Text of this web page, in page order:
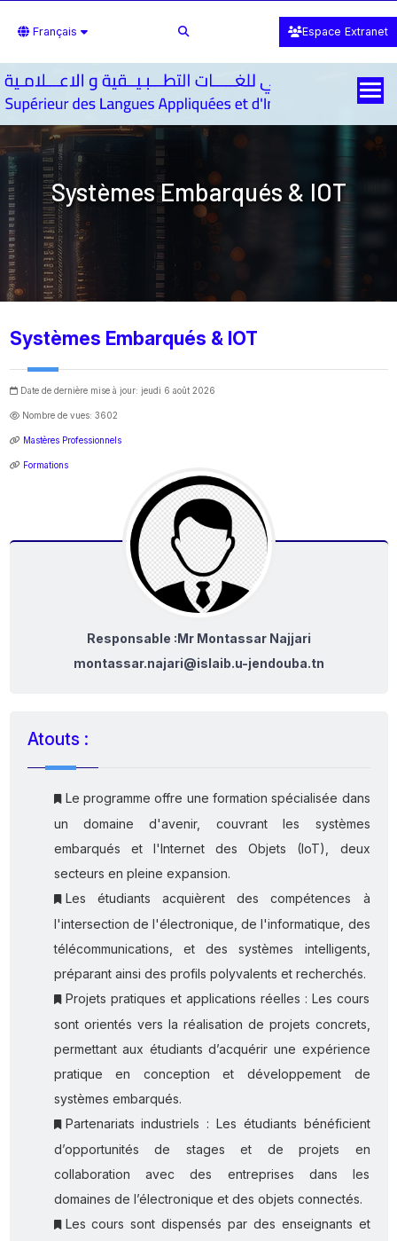
Français Espace Extranet
Systèmes Embarqués & IOT
Systèmes Embarqués & IOT
Date de dernière mise à jour: jeudi 6 août 2026
Nombre de vues: 3602
Mastères Professionnels
Formations
Responsable :Mr Montassar Najjari
montassar.najari@islaib.u-jendouba.tn
Atouts :
Le programme offre une formation spécialisée dans
un domaine d'avenir, couvrant les systèmes
embarqués et l'Internet des Objets (IoT), deux
secteurs en pleine expansion.
Les étudiants acquièrent des compétences à
l'intersection de l'électronique, de l'informatique, des
télécommunications, et des systèmes intelligents,
préparant ainsi des profils polyvalents et recherchés.
Projets pratiques et applications réelles : Les cours
sont orientés vers la réalisation de projets concrets,
permettant aux étudiants d’acquérir une expérience
pratique en conception et développement de
systèmes embarqués.
Partenariats industriels : Les étudiants bénéficient
d’opportunités de stages et de projets en
collaboration avec des entreprises dans les
domaines de l’électronique et des objets connectés.
Les cours sont dispensés par des enseignants et